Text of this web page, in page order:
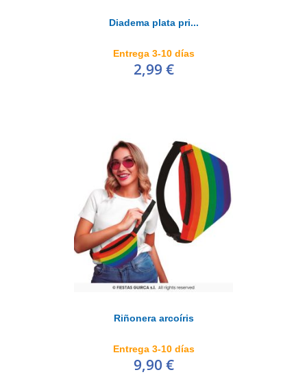
Diadema plata pri...
Entrega 3-10 días
2,99 €
Riñonera arcoíris
Entrega 3-10 días
9,90 €